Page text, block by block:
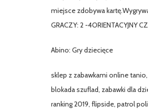
miejsce zdobywa
GRACZY: 2 -4ORIENTACYJNY
Abino: Gry dziecięce
sklep z zabawkami online
blokada szuflad, zabawki dla
ranking 2019, flipside, patrol